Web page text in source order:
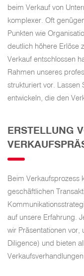
beim Verkauf von
komplexer. Oft
Punkten wie
deutlich höhere Erlöse
Verkauf entschlossen
Rahmen unseres
strukturiert vor. Lassen
entwickeln, die den
ERSTELLUNG
Beim Verkaufsprozess
geschäftlichen
auf unsere Erfahrung.
wir Präsentationen vor,
Diligence) und bieten